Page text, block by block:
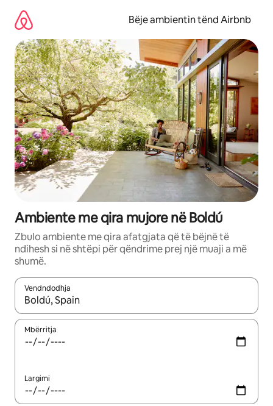
përmbajtja
Bëje ambientin tënd Airbnb
Ambiente me qira mujore në Boldú
Zbulo ambiente me qira afatgjata që të bëjnë të
ndihesh si në shtëpi për qëndrime prej një muaji a më
shumë.
Vendndodhja
Kur rezultatet të jenë të disponueshme, lëviz me butonat e
Mbërritja
Largimi